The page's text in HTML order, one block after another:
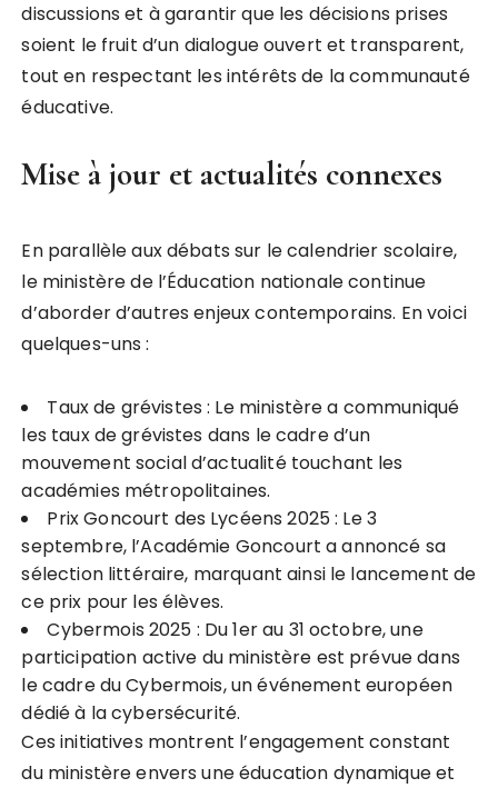
discussions et à garantir que les décisions prises
soient le fruit d’un dialogue ouvert et transparent,
tout en respectant les intérêts de la communauté
éducative.
Mise à jour et actualités connexes
En parallèle aux débats sur le calendrier scolaire,
le ministère de l’Éducation nationale continue
d’aborder d’autres enjeux contemporains. En voici
quelques-uns :
Taux de grévistes : Le ministère a communiqué
les taux de grévistes dans le cadre d’un
mouvement social d’actualité touchant les
académies métropolitaines.
Prix Goncourt des Lycéens 2025 : Le 3
septembre, l’Académie Goncourt a annoncé sa
sélection littéraire, marquant ainsi le lancement de
ce prix pour les élèves.
Cybermois 2025 : Du 1er au 31 octobre, une
participation active du ministère est prévue dans
le cadre du Cybermois, un événement européen
dédié à la cybersécurité.
Ces initiatives montrent l’engagement constant
du ministère envers une éducation dynamique et